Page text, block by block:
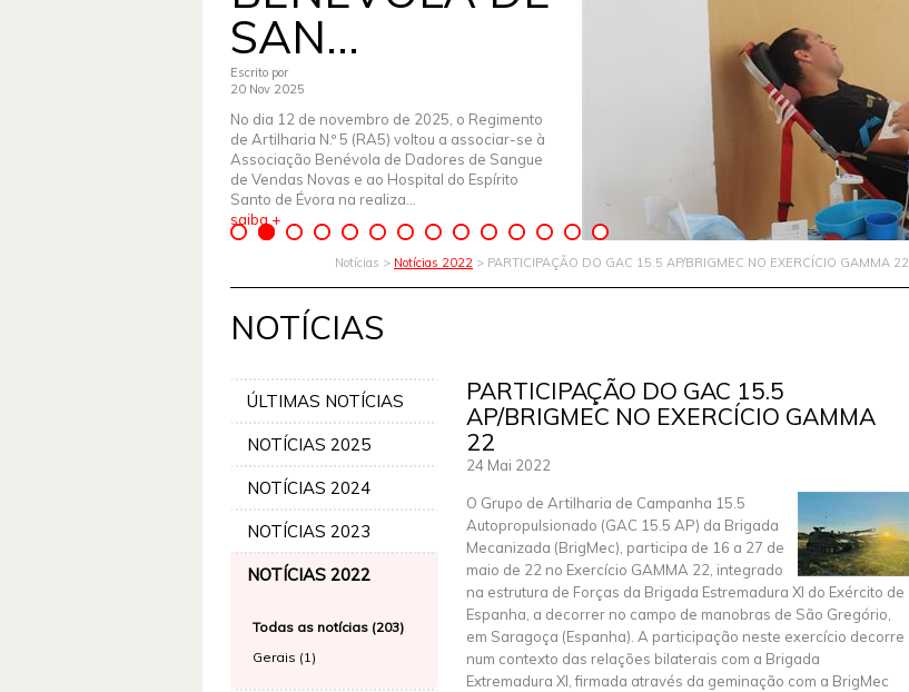
SAN...
Escrito por
20 Nov 2025
No dia 12 de novembro de 2025, o Regimento
de Artilharia N.º 5 (RA5) voltou a associar-se à
Associação Benévola de Dadores de Sangue
de Vendas Novas e ao Hospital do Espírito
Santo de Évora na realiza...
saiba +
Notícias > Notícias 2022 > PARTICIPAÇÃO DO GAC 15.5 AP/BRIGMEC NO EXERCÍCIO GAMMA 22
NOTÍCIAS
ÚLTIMAS NOTÍCIAS
NOTÍCIAS 2025
NOTÍCIAS 2024
NOTÍCIAS 2023
NOTÍCIAS 2022
Todas as notícias (203)
Gerais (1)
PARTICIPAÇÃO DO GAC 15.5
AP/BRIGMEC NO EXERCÍCIO GAMMA
22
24 Mai 2022
O Grupo de Artilharia de Campanha 15.5
Autopropulsionado (GAC 15.5 AP) da Brigada
Mecanizada (BrigMec), participa de 16 a 27 de
maio de 22 no Exercício GAMMA 22, integrado
na estrutura de Forças da Brigada Estremadura XI do Exército de
Espanha, a decorrer no campo de manobras de São Gregório,
em Saragoça (Espanha). A participação neste exercício decorre
num contexto das relações bilaterais com a Brigada
Extremadura XI, firmada através da geminação com a BrigMec